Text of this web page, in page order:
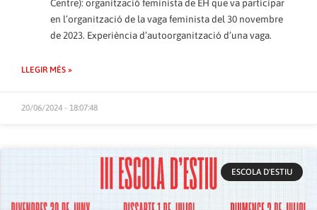
Centre): organització feminista de EH que va participar
en l’organització de la vaga feminista del 30 novembre
de 2023. Experiència d’autoorganització d’una vaga.
LLEGIR MÉS »
20/06/2024 - 18:07:48
ESCOLA D'ESTIU